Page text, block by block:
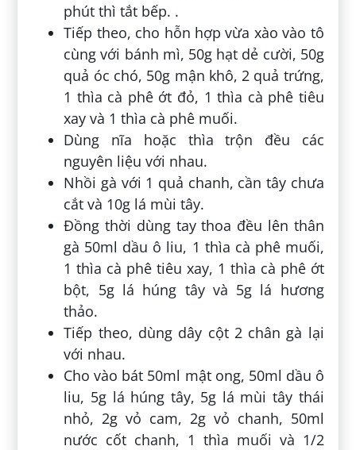
phút thì tắt bếp. .
Tiếp theo, cho hỗn hợp vừa xào vào tô
cùng với bánh mì, 50g hạt dẻ cười, 50g
quả óc chó, 50g mận khô, 2 quả trứng,
1 thìa cà phê ớt đỏ, 1 thìa cà phê tiêu
xay và 1 thìa cà phê muối.
Dùng nĩa hoặc thìa trộn đều các
nguyên liệu với nhau.
Nhồi gà với 1 quả chanh, cần tây chưa
cắt và 10g lá mùi tây.
Đồng thời dùng tay thoa đều lên thân
gà 50ml dầu ô liu, 1 thìa cà phê muối,
1 thìa cà phê tiêu xay, 1 thìa cà phê ớt
bột, 5g lá húng tây và 5g lá hương
thảo.
Tiếp theo, dùng dây cột 2 chân gà lại
với nhau.
Cho vào bát 50ml mật ong, 50ml dầu ô
liu, 5g lá húng tây, 5g lá mùi tây thái
nhỏ, 2g vỏ cam, 2g vỏ chanh, 50ml
nước cốt chanh, 1 thìa muối và 1/2